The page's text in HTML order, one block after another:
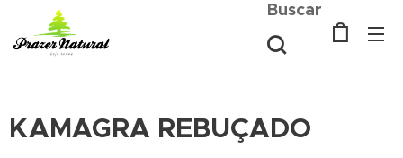
Buscar
KAMAGRA REBUÇADO